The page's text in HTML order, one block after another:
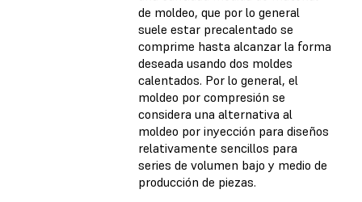
de moldeo, que por lo general
suele estar precalentado se
comprime hasta alcanzar la forma
deseada usando dos moldes
calentados. Por lo general, el
moldeo por compresión se
considera una alternativa al
moldeo por inyección para diseños
relativamente sencillos para
series de volumen bajo y medio de
producción de piezas.